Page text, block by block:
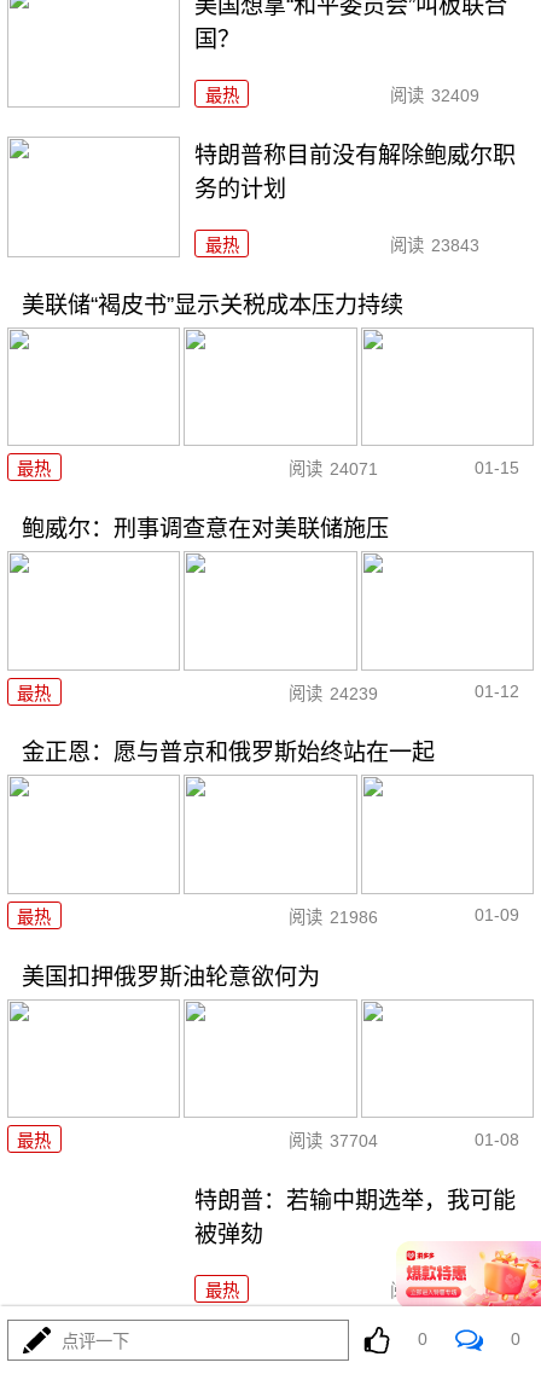
美国想拿“和平委员会”叫板联合
国？
最热 阅读 32409
特朗普称目前没有解除鲍威尔职
务的计划
最热 阅读 23843
美联储“褐皮书”显示关税成本压力持续
最热 阅读 24071 01-15
鲍威尔：刑事调查意在对美联储施压
最热 阅读 24239 01-12
金正恩：愿与普京和俄罗斯始终站在一起
最热 阅读 21986 01-09
美国扣押俄罗斯油轮意欲何为
最热 阅读 37704 01-08
特朗普：若输中期选举，我可能
被弹劾
最热 阅读 19447
寒潮来袭 欧洲多地交通受阻
点评一下 0 0